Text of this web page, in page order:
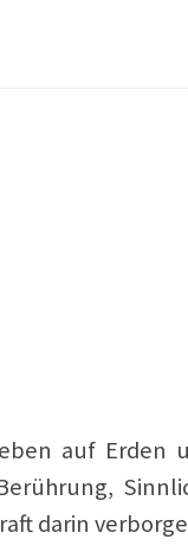
auf Erden
darin